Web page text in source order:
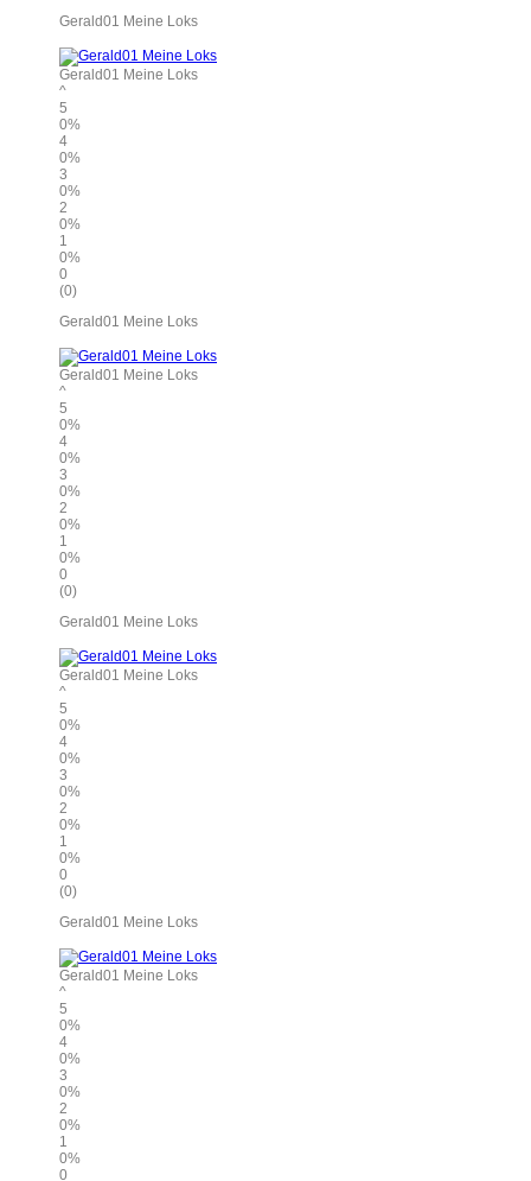
Gerald01 Meine Loks
Gerald01 Meine Loks
^
5
0%
4
0%
3
0%
2
0%
1
0%
0
(0)
Gerald01 Meine Loks
Gerald01 Meine Loks
^
5
0%
4
0%
3
0%
2
0%
1
0%
0
(0)
Gerald01 Meine Loks
Gerald01 Meine Loks
^
5
0%
4
0%
3
0%
2
0%
1
0%
0
(0)
Gerald01 Meine Loks
Gerald01 Meine Loks
^
5
0%
4
0%
3
0%
2
0%
1
0%
0